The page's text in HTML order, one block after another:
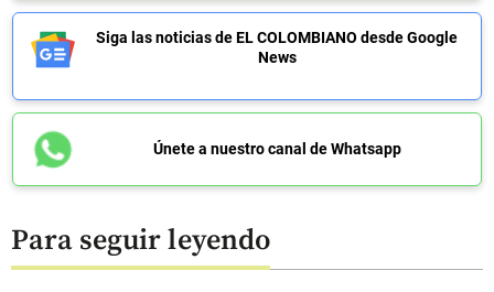
Siga las noticias de EL COLOMBIANO desde Google
News
Únete a nuestro canal de Whatsapp
Para seguir leyendo